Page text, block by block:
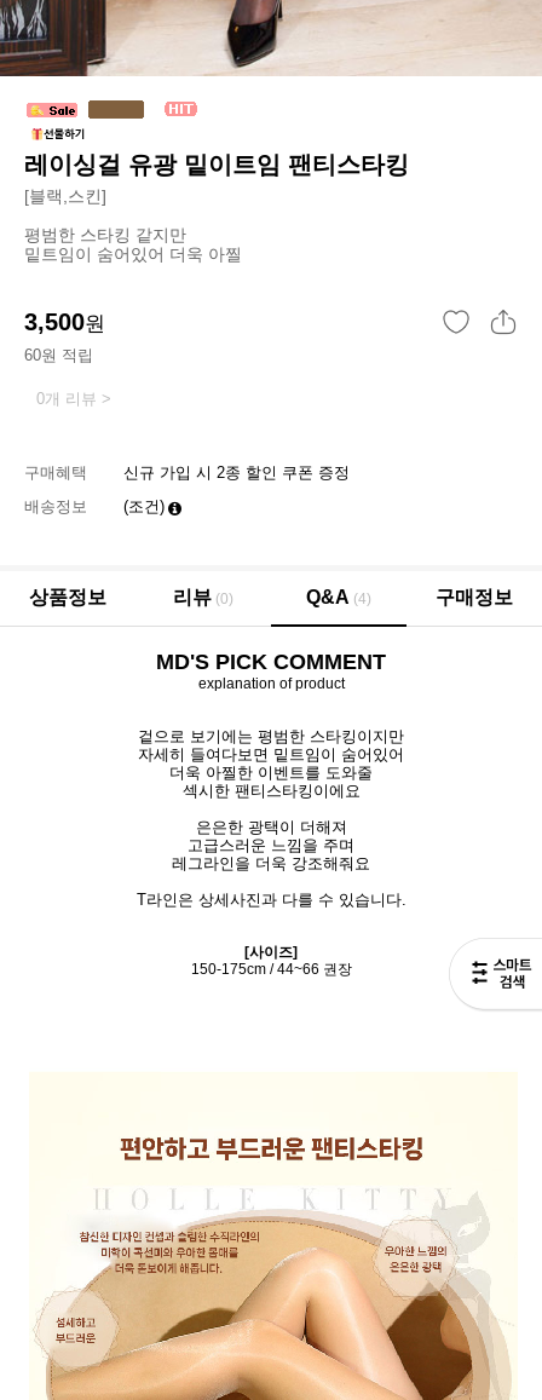
레이싱걸 유광 밑이트임 팬티스타킹
[블랙,스킨]
평범한 스타킹 같지만
밑트임이 숨어있어 더욱 아찔
3,500원
60원 적립
0개 리뷰 >
구매혜택
신규 가입 시 2종 할인 쿠폰 증정
배송정보
(조건)
상품정보 리뷰 (0) Q&A (4) 구매정보
MD'S PICK COMMENT
explanation of product
겉으로 보기에는 평범한 스타킹이지만
자세히 들여다보면 밑트임이 숨어있어
더욱 아찔한 이벤트를 도와줄
섹시한 팬티스타킹이에요
은은한 광택이 더해져
고급스러운 느낌을 주며
레그라인을 더욱 강조해줘요
T라인은 상세사진과 다를 수 있습니다.
[사이즈]
150-175cm / 44~66 권장